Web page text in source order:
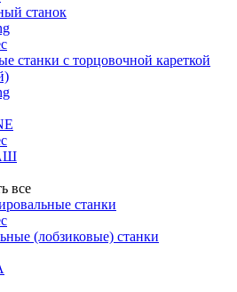
станок
станки с торцовочной кареткой
все
станки
(лобзиковые) станки